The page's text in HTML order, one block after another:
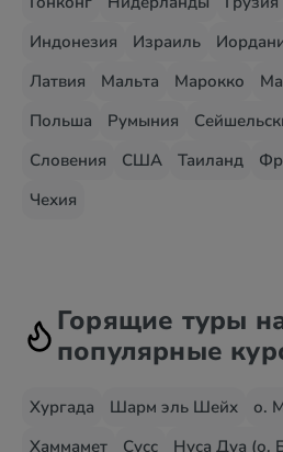
Индонезия
Израиль
Латвия
Мальта Марокко
Польша
Румыния
Словения
США Таиланд
Чехия
Горящие туры
популярные
Хургада Шарм эль Шейх о.
Хаммамет
Сусс
Нуса Дуа (о.